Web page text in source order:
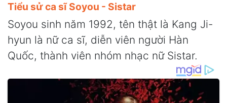
Tiểu sử ca sĩ Soyou - Sistar
Soyou sinh năm 1992, tên thật là Kang Ji-
hyun là nữ ca sĩ, diễn viên người Hàn
Quốc, thành viên nhóm nhạc nữ Sistar.